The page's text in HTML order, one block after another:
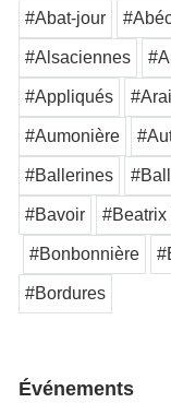
#Abat-jour
#Alsaciennes
#Appliqués
#Aumonière
#Ballerines
#Bavoir #Beatrix
#Bonbonnière
#Bordures
Événements